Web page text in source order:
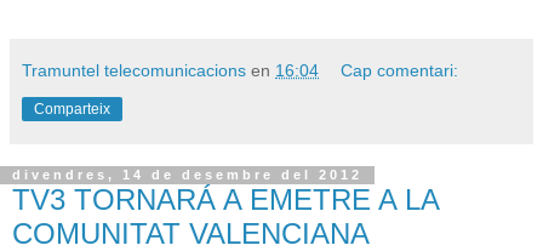
Tramuntel telecomunicacions en 16:04 Cap comentari:
Comparteix
divendres, 14 de desembre del 2012
TV3 TORNARÁ A EMETRE A LA
COMUNITAT VALENCIANA